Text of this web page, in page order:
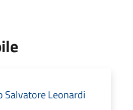
Salvatore Leonardi